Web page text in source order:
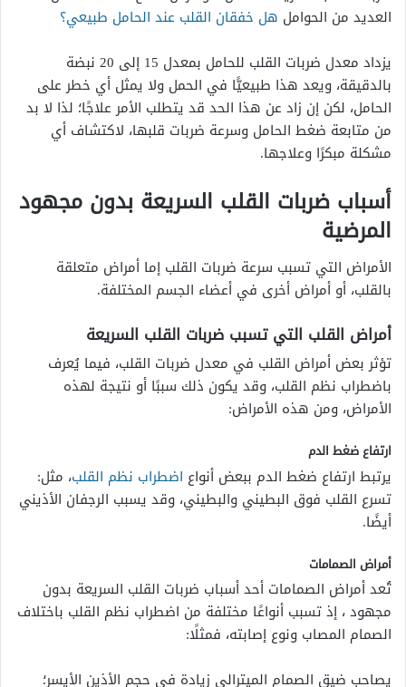
العديد من الحوامل هل خفقان القلب عند الحامل طبيعي؟
يزداد معدل ضربات القلب للحامل بمعدل 15 إلى 20 نبضة
بالدقيقة، ويعد هذا طبيعيًّا في الحمل ولا يمثل أي خطر على
الحامل، لكن إن زاد عن هذا الحد قد يتطلب الأمر علاجًا؛ لذا لا بد
من متابعة ضغط الحامل وسرعة ضربات قلبها، لاكتشاف أي
مشكلة مبكرًا وعلاجها.
أسباب ضربات القلب السريعة بدون مجهود
المرضية
الأمراض التي تسبب سرعة ضربات القلب إما أمراض متعلقة
بالقلب، أو أمراض أخرى في أعضاء الجسم المختلفة.
أمراض القلب التي تسبب ضربات القلب السريعة
تؤثر بعض أمراض القلب في معدل ضربات القلب، فيما يُعرف
باضطراب نظم القلب، وقد يكون ذلك سببًا أو نتيجة لهذه
الأمراض، ومن هذه الأمراض:
ارتفاع ضغط الدم
يرتبط ارتفاع ضغط الدم ببعض أنواع اضطراب نظم القلب، مثل:
تسرع القلب فوق البطيني والبطيني، وقد يسبب الرجفان الأذيني
أيضًا.
أمراض الصمامات
تُعد أمراض الصمامات أحدأسباب ضربات القلب السريعة بدون
مجهود، إذ تسبب أنواعًا مختلفة من اضطراب نظم القلب باختلاف
الصمام المصاب ونوع إصابته، فمثلًا:
يصاحب ضيق الصمام الميترالي زيادة في حجم الأذين الأيسر؛